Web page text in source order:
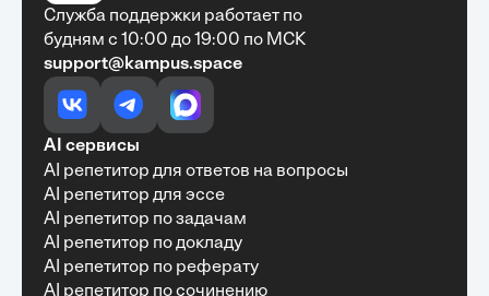
Очень быстро, недорого, качественно,
доступно
Алексей Антонов•27 мая, 2025
Обучение с Кампус Хаб — очень экономит
полезной информации. Рекомендую ...
Рекомендую Кампус АИ всем, кто хочет
Служба поддержки работает по
будням с 10:00 до 19:00 по МСК
support@kampus.space
AI сервисы
AI репетитор для ответов на вопросы
AI репетитор для эссе
AI репетитор по задачам
AI репетитор по докладу
AI репетитор по реферату
AI репетитор по сочинению